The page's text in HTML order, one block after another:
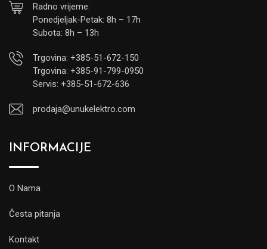
Radno vrijeme:
Ponedjeljak-Petak: 8h – 17h
Subota: 8h – 13h
Trgovina: +385-51-672-150
Trgovina: +385-91-799-0950
Servis: +385-51-672-636
prodaja@unukelektro.com
INFORMACIJE
O Nama
Česta pitanja
Kontakt